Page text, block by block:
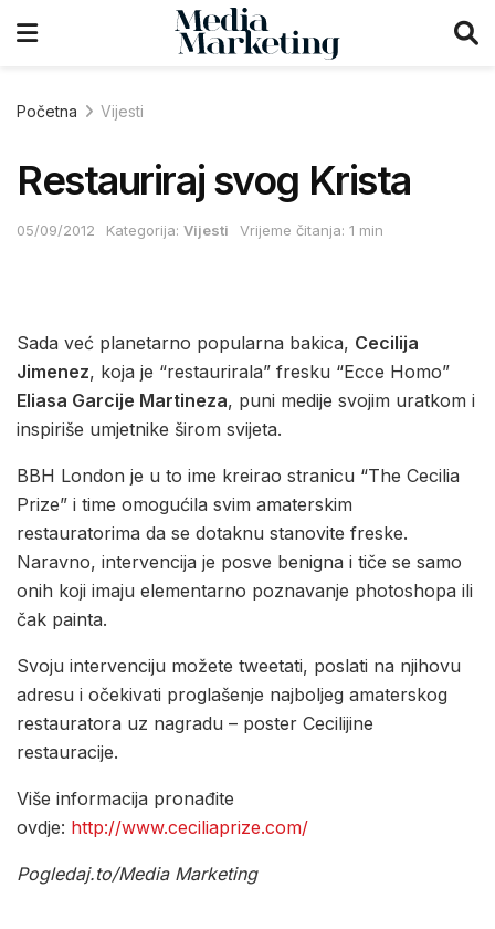
Početna Vijesti
Restauriraj svog Krista
05/09/2012 Kategorija: Vijesti Vrijeme čitanja: 1 min
Sada već planetarno popularna bakica, Cecilija
Jimenez, koja je “restaurirala” fresku “Ecce Homo”
Eliasa Garcije Martineza, puni medije svojim uratkom i
inspiriše umjetnike širom svijeta.
BBH London je u to ime kreirao stranicu “The Cecilia
Prize” i time omogućila svim amaterskim
restauratorima da se dotaknu stanovite freske.
Naravno, intervencija je posve benigna i tiče se samo
onih koji imaju elementarno poznavanje photoshopa ili
čak painta.
Svoju intervenciju možete tweetati, poslati na njihovu
adresu i očekivati proglašenje najboljeg amaterskog
restauratora uz nagradu – poster Cecilijine
restauracije.
Više informacija pronađite
ovdje: http://www.ceciliaprize.com/
Pogledaj.to/Media Marketing